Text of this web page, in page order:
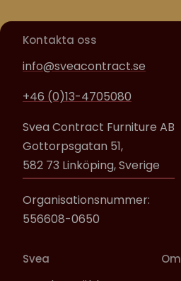
Kontakta oss
info@sveacontract.se
+46 (0)13-4705080
Svea Contract Furniture AB
Gottorpsgatan 51,
582 73 Linköping, Sverige
Organisationsnummer:
556608-0650
Svea Om